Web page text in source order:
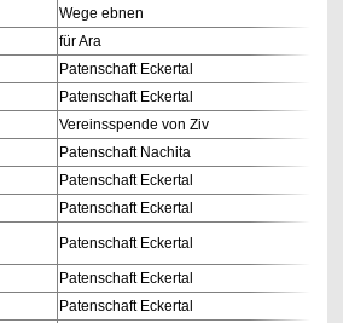
Wege ebnen
für Ara
Patenschaft Eckertal
Patenschaft Eckertal
Vereinsspende von Ziv
Patenschaft Nachita
Patenschaft Eckertal
Patenschaft Eckertal
Patenschaft Eckertal
Patenschaft Eckertal
Patenschaft Eckertal